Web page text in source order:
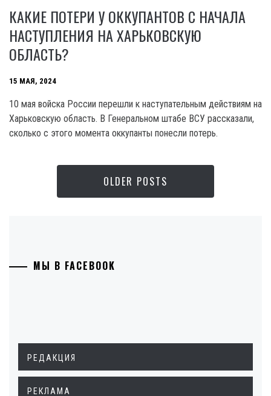
КАКИЕ ПОТЕРИ У ОККУПАНТОВ С НАЧАЛА
НАСТУПЛЕНИЯ НА ХАРЬКОВСКУЮ
ОБЛАСТЬ?
15 МАЯ, 2024
10 мая войска России перешли к наступательным действиям на
Харьковскую область. В Генеральном штабе ВСУ рассказали,
сколько с этого момента оккупанты понесли потерь.
OLDER POSTS
МЫ В FACEBOOK
РЕДАКЦИЯ
РЕКЛАМА